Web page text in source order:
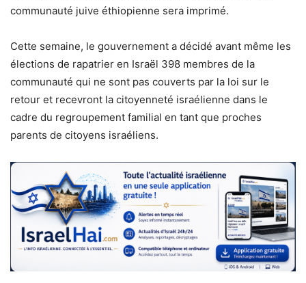
communauté juive éthiopienne sera imprimé.
Cette semaine, le gouvernement a décidé avant même les
élections de rapatrier en Israël 398 membres de la
communauté qui ne sont pas couverts par la loi sur le
retour et recevront la citoyenneté israélienne dans le
cadre du regroupement familial en tant que proches
parents de citoyens israéliens.